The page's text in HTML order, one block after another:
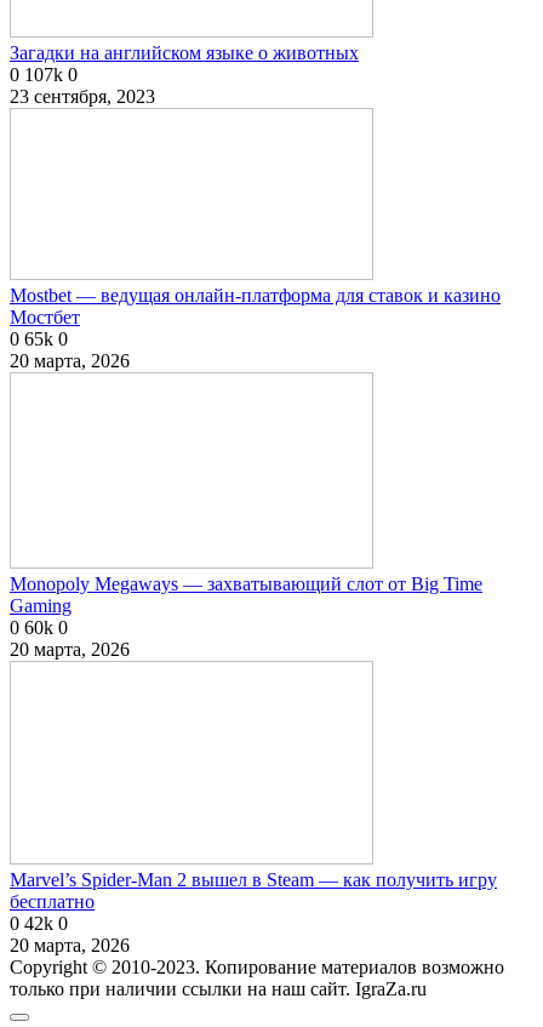
Загадки на английском языке о животных
0 107k 0
23 сентября, 2023
Mostbet — ведущая онлайн-платформа для ставок и казино
Мостбет
0 65k 0
20 марта, 2026
Monopoly Megaways — захватывающий слот от Big Time
Gaming
0 60k 0
20 марта, 2026
Marvel’s Spider-Man 2 вышел в Steam — как получить игру
бесплатно
0 42k 0
20 марта, 2026
Copyright © 2010-2023. Копирование материалов возможно
только при наличии ссылки на наш сайт. IgraZa.ru